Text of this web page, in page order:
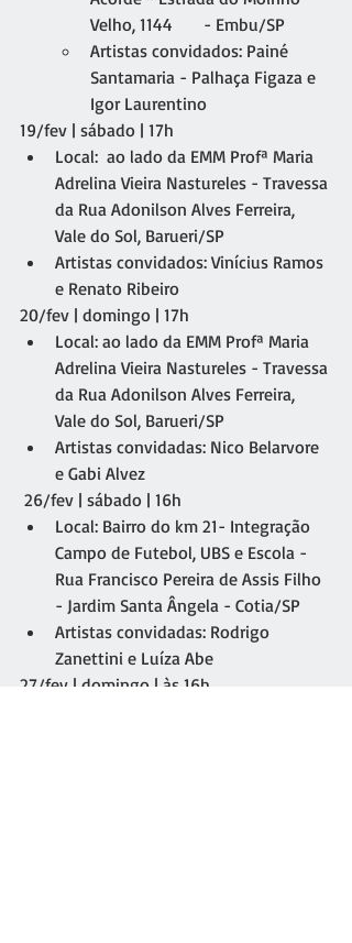
Velho, 1144       - Embu/SP
Artistas convidados: Painé
Santamaria - Palhaça Figaza e
Igor Laurentino
19/fev | sábado | 17h
Local:  ao lado da EMM Profª Maria
Adrelina Vieira Nastureles - Travessa
da Rua Adonilson Alves Ferreira,
Vale do Sol, Barueri/SP
Artistas convidados: Vinícius Ramos
e Renato Ribeiro
20/fev | domingo | 17h
Local: ao lado da EMM Profª Maria
Adrelina Vieira Nastureles - Travessa
da Rua Adonilson Alves Ferreira,
Vale do Sol, Barueri/SP
Artistas convidadas: Nico Belarvore
e Gabi Alvez
26/fev | sábado | 16h
Local: Bairro do km 21- Integração
Campo de Futebol, UBS e Escola -
Rua Francisco Pereira de Assis Filho
- Jardim Santa Ângela - Cotia/SP
Artistas convidadas: Rodrigo
Zanettini e Luíza Abe
27/fev | domingo | às 16h